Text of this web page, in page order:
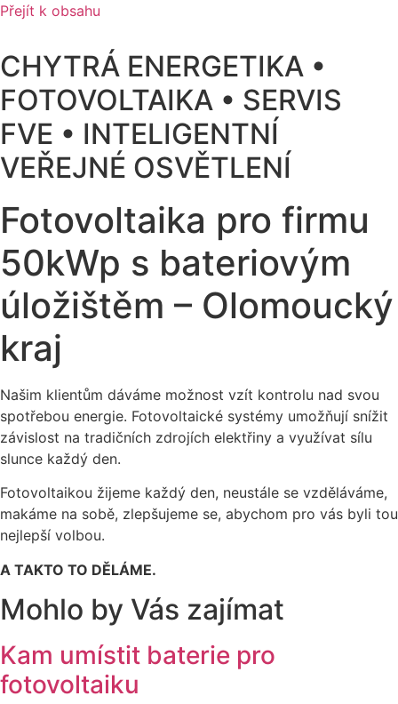
Přejít k obsahu
CHYTRÁ ENERGETIKA •
FOTOVOLTAIKA • SERVIS
FVE • INTELIGENTNÍ
VEŘEJNÉ OSVĚTLENÍ
Fotovoltaika pro firmu
50kWp s bateriovým
úložištěm – Olomoucký
kraj
Našim klientům dáváme možnost vzít kontrolu nad svou
spotřebou energie. Fotovoltaické systémy umožňují snížit
závislost na tradičních zdrojích elektřiny a využívat sílu
slunce každý den.
Fotovoltaikou žijeme každý den, neustále se vzděláváme,
makáme na sobě, zlepšujeme se, abychom pro vás byli tou
nejlepší volbou.
A TAKTO TO DĚLÁME.
Mohlo by Vás zajímat
Kam umístit baterie pro
fotovoltaiku